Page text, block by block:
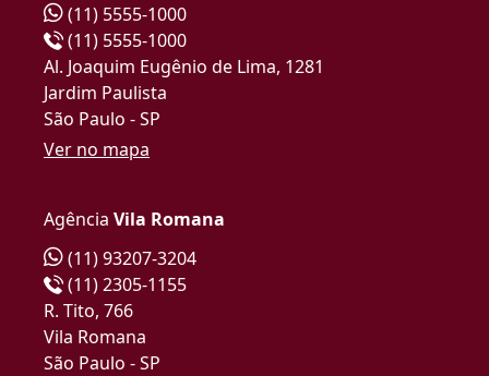
(11) 5555-1000
(11) 5555-1000
Al. Joaquim Eugênio de Lima, 1281
Jardim Paulista
São Paulo - SP
Ver no mapa
Agência Vila Romana
(11) 93207-3204
(11) 2305-1155
R. Tito, 766
Vila Romana
São Paulo - SP